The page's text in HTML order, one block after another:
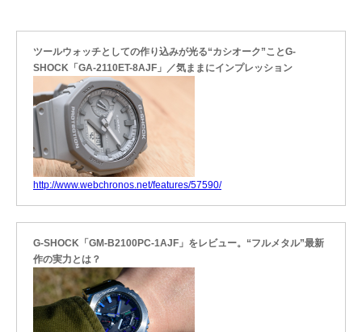
ツールウォッチとしての作り込みが光る“カシオーク”ことG-
SHOCK「GA-2110ET-8AJF」／気ままにインプレッション
http://www.webchronos.net/features/57590/
G-SHOCK「GM-B2100PC-1AJF」をレビュー。“フルメタル”最新
作の実力とは？